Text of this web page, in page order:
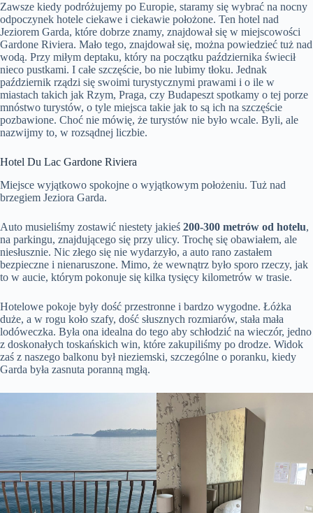
Zawsze kiedy podróżujemy po Europie, staramy się wybrać na nocny
odpoczynek hotele ciekawe i ciekawie położone. Ten hotel nad
Jeziorem Garda, które dobrze znamy, znajdował się w miejscowości
Gardone Riviera. Mało tego, znajdował się, można powiedzieć tuż nad
wodą. Przy miłym deptaku, który na początku października świecił
nieco pustkami. I całe szczęście, bo nie lubimy tłoku. Jednak
październik rządzi się swoimi turystycznymi prawami i o ile w
miastach takich jak Rzym, Praga, czy Budapeszt spotkamy o tej porze
mnóstwo turystów, o tyle miejsca takie jak to są ich na szczęście
pozbawione. Choć nie mówię, że turystów nie było wcale. Byli, ale
nazwijmy to, w rozsądnej liczbie.
Hotel Du Lac Gardone Riviera
Miejsce wyjątkowo spokojne o wyjątkowym położeniu. Tuż nad
brzegiem Jeziora Garda.
Auto musieliśmy zostawić niestety jakieś 200-300 metrów od hotelu,
na parkingu, znajdującego się przy ulicy. Trochę się obawiałem, ale
niesłusznie. Nic złego się nie wydarzyło, a auto rano zastałem
bezpieczne i nienaruszone. Mimo, że wewnątrz było sporo rzeczy, jak
to w aucie, którym pokonuje się kilka tysięcy kilometrów w trasie.
Hotelowe pokoje były dość przestronne i bardzo wygodne. Łóżka
duże, a w rogu koło szafy, dość słusznych rozmiarów, stała mała
lodóweczka. Była ona idealna do tego aby schłodzić na wieczór, jedno
z doskonałych toskańskich win, które zakupiliśmy po drodze. Widok
zaś z naszego balkonu był nieziemski, szczególne o poranku, kiedy
Garda była zasnuta poranną mgłą.